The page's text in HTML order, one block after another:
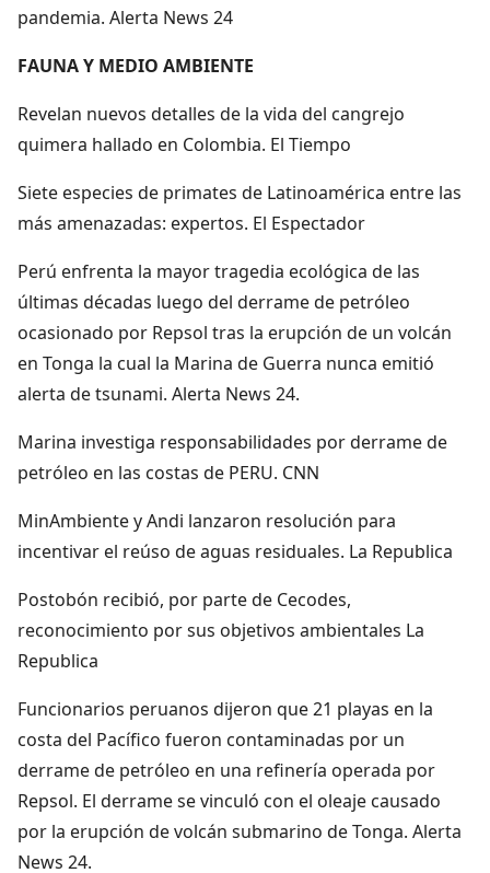
pandemia. Alerta News 24
FAUNA Y MEDIO AMBIENTE
Revelan nuevos detalles de la vida del cangrejo
quimera hallado en Colombia. El Tiempo
Siete especies de primates de Latinoamérica entre las
más amenazadas: expertos. El Espectador
Perú enfrenta la mayor tragedia ecológica de las
últimas décadas luego del derrame de petróleo
ocasionado por Repsol tras la erupción de un volcán
en Tonga la cual la Marina de Guerra nunca emitió
alerta de tsunami. Alerta News 24.
Marina investiga responsabilidades por derrame de
petróleo en las costas de PERU. CNN
MinAmbiente y Andi lanzaron resolución para
incentivar el reúso de aguas residuales. La Republica
Postobón recibió, por parte de Cecodes,
reconocimiento por sus objetivos ambientales La
Republica
Funcionarios peruanos dijeron que 21 playas en la
costa del Pacífico fueron contaminadas por un
derrame de petróleo en una refinería operada por
Repsol. El derrame se vinculó con el oleaje causado
por la erupción de volcán submarino de Tonga. Alerta
News 24.